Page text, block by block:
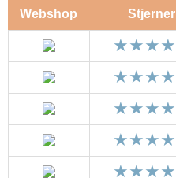
Webshop Stjerner